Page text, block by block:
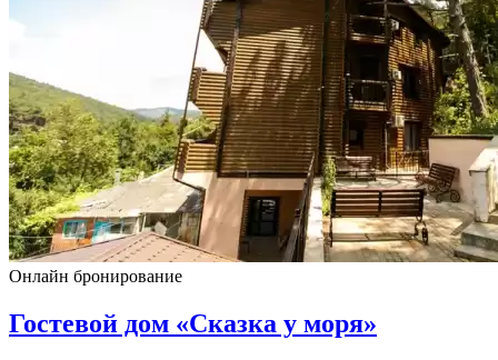
Онлайн бронирование
Гостевой дом «Сказка у моря»